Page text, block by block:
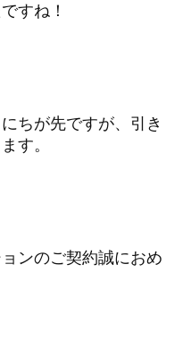
すね！
ちが先ですが、引き
す。
ンのご契約誠におめ